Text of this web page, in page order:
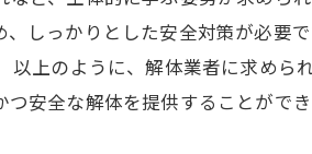
しっかりとした安全対策が必要
以上のように、解体業者に求め
安全な解体を提供することができ